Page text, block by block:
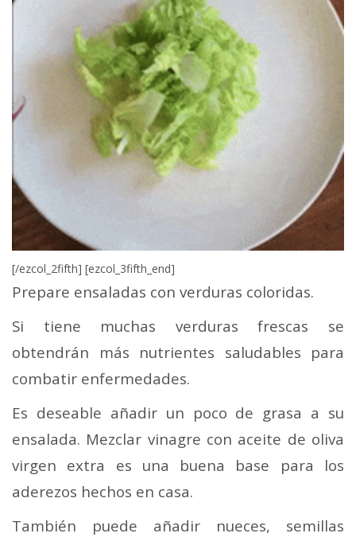
[/ezcol_2fifth] [ezcol_3fifth_end]
Prepare ensaladas con verduras coloridas.
Si tiene muchas verduras frescas se
obtendrán más nutrientes saludables para
combatir enfermedades.
Es deseable añadir un poco de grasa a su
ensalada. Mezclar vinagre con aceite de oliva
virgen extra es una buena base para los
aderezos hechos en casa.
También puede añadir nueces, semillas